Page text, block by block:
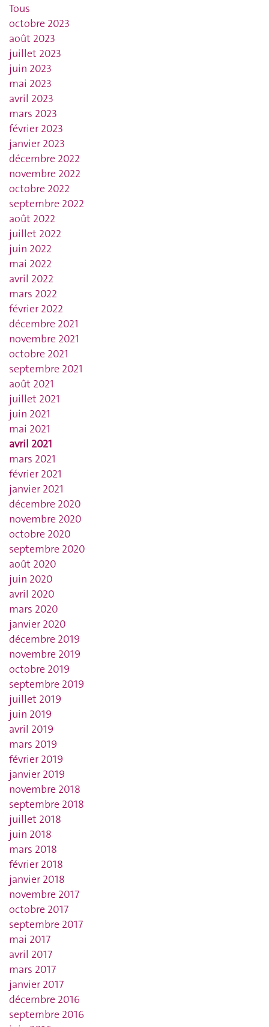
Tous
octobre 2023
août 2023
juillet 2023
juin 2023
mai 2023
avril 2023
mars 2023
février 2023
janvier 2023
décembre 2022
novembre 2022
octobre 2022
septembre 2022
août 2022
juillet 2022
juin 2022
mai 2022
avril 2022
mars 2022
février 2022
décembre 2021
novembre 2021
octobre 2021
septembre 2021
août 2021
juillet 2021
juin 2021
mai 2021
avril 2021
mars 2021
février 2021
janvier 2021
décembre 2020
novembre 2020
octobre 2020
septembre 2020
août 2020
juin 2020
avril 2020
mars 2020
janvier 2020
décembre 2019
novembre 2019
octobre 2019
septembre 2019
juillet 2019
juin 2019
avril 2019
mars 2019
février 2019
janvier 2019
novembre 2018
septembre 2018
juillet 2018
juin 2018
mars 2018
février 2018
janvier 2018
novembre 2017
octobre 2017
septembre 2017
mai 2017
avril 2017
mars 2017
janvier 2017
décembre 2016
septembre 2016